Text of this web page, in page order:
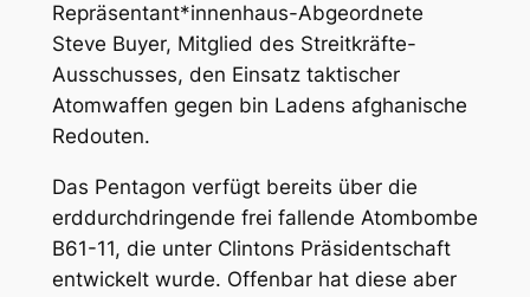
Repräsentant*innenhaus-Abgeordnete
Steve Buyer, Mitglied des Streitkräfte-
Ausschusses, den Einsatz taktischer
Atomwaffen gegen bin Ladens afghanische
Redouten.
Das Pentagon verfügt bereits über die
erddurchdringende frei fallende Atombombe
B61-11, die unter Clintons Präsidentschaft
entwickelt wurde. Offenbar hat diese aber